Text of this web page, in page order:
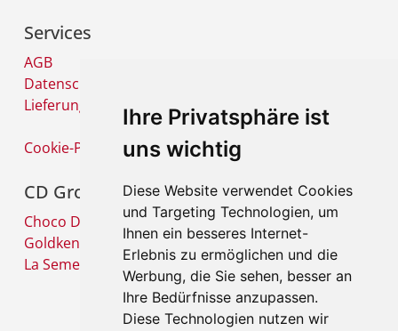
Ihre Privatsphäre ist
uns wichtig
Diese Website verwendet Cookies
und Targeting Technologien, um
Ihnen ein besseres Internet-
Erlebnis zu ermöglichen und die
Werbung, die Sie sehen, besser an
Ihre Bedürfnisse anzupassen.
Diese Technologien nutzen wir
Services
AGB
Datenschutz
Lieferung und Versandkosten
Cookie-Präferenzen
CD Group
Choco Diffusion SA
Goldkenn SA
La Semeuse SA